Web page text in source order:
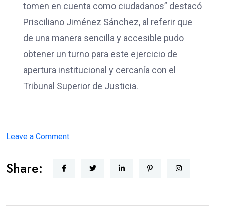
tomen en cuenta como ciudadanos” destacó
Prisciliano Jiménez Sánchez, al referir que
de una manera sencilla y accesible pudo
obtener un turno para este ejercicio de
apertura institucional y cercanía con el
Tribunal Superior de Justicia.
Leave a Commenton
CERCANA
Share: